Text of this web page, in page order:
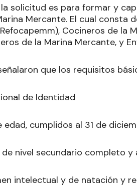
solicitud es para formar y
Mercante. El cual consta
Cocineros de la
de la Marina Mercante, y
que los requisitos
de Identidad
edad, cumplidos al 31 de
nivel secundario completo y
intelectual y de natación y